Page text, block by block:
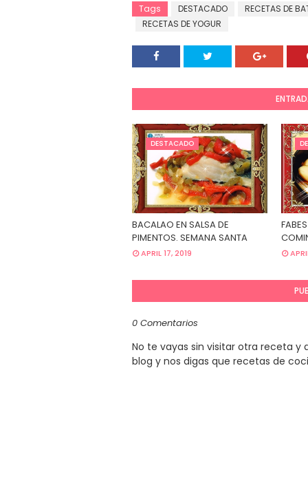
Tags DESTACADO
RECETAS DE
RECETAS DE YOGUR
DESTACADO
BACALAO EN SALSA DE
PIMENTOS. SEMANA SANTA
APRIL 17, 2019
0 Comentarios
No te vayas sin visitar otra receta
blog y nos digas que recetas de